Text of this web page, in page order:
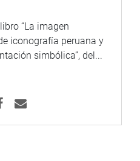
“La imagen
iconografía peruana y
simbólica”, del...